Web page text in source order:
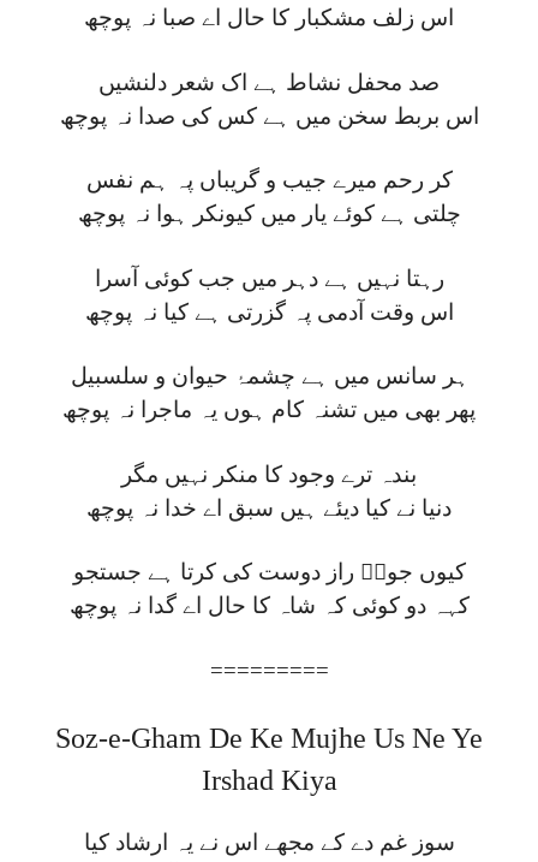
اس زلف مشکبار کا حال اے صبا نہ پوچھ
صد محفل نشاط ہے اک شعر دلنشیں
اس بربط سخن میں ہے کس کی صدا نہ پوچھ
کر رحم میرے جیب و گریباں پہ ہم نفس
چلتی ہے کوئے یار میں کیونکر ہوا نہ پوچھ
رہتا نہیں ہے دہر میں جب کوئی آسرا
اس وقت آدمی پہ گزرتی ہے کیا نہ پوچھ
ہر سانس میں ہے چشمۂ حیوان و سلسبیل
پھر بھی میں تشنہ کام ہوں یہ ماجرا نہ پوچھ
بندہ ترے وجود کا منکر نہیں مگر
دنیا نے کیا دیئے ہیں سبق اے خدا نہ پوچھ
کیوں جوشؔ راز دوست کی کرتا ہے جستجو
کہہ دو کوئی کہ شاہ کا حال اے گدا نہ پوچھ
=========
Soz-e-Gham De Ke Mujhe Us Ne Ye
Irshad Kiya
سوز غم دے کے مجھے اس نے یہ ارشاد کیا